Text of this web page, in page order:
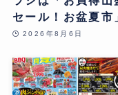
セール！お盆夏市
2026年8月6日